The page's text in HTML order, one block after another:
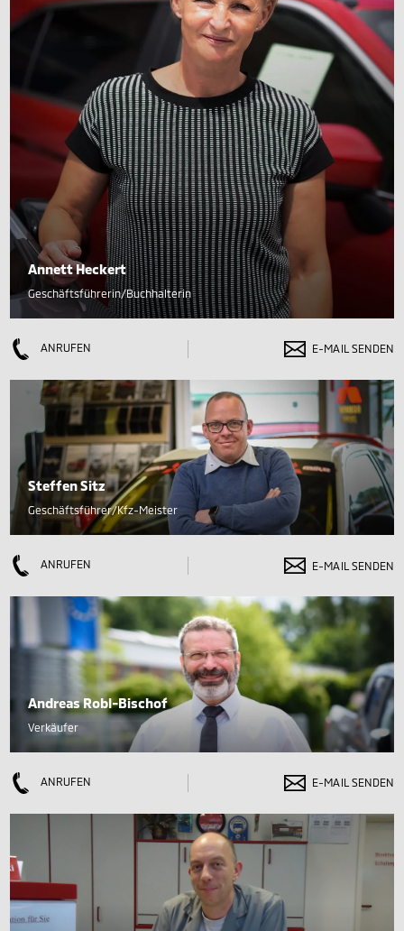
Annett Heckert
Geschäftsführerin/Buchhalterin
ANRUFEN E-MAIL SENDEN
Steffen Sitz
Geschäftsführer/Kfz-Meister
ANRUFEN E-MAIL SENDEN
Andreas Robl-Bischof
Verkäufer
ANRUFEN E-MAIL SENDEN